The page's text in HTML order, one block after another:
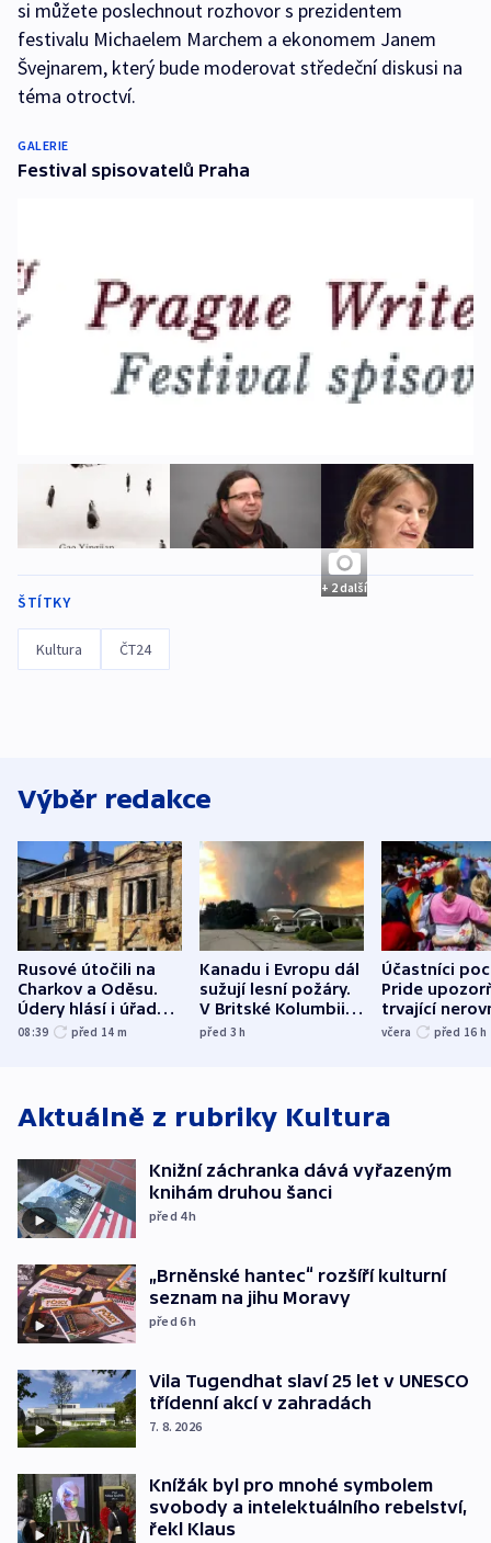
si můžete poslechnout rozhovor s prezidentem
festivalu Michaelem Marchem a ekonomem Janem
Švejnarem, který bude moderovat středeční diskusi na
téma otroctví.
GALERIE
Festival spisovatelů Praha
+ 2 další
ŠTÍTKY
Kultura ČT24
Výběr redakce
Rusové útočili na
Charkov a Oděsu.
Údery hlásí i úřady v
Bělgorodu
08:39 před 14 m
Kanadu i Evropu dál
sužují lesní požáry.
V Britské Kolumbii
evakuovali tisíce lidí
před 3h
Účastníci
Pride
trvající
včera před 16 h
Aktuálně z rubriky Kultura
Knižní záchranka dává vyřazeným
knihám druhou šanci
před 4h
„Brněnské hantec“ rozšíří kulturní
seznam na jihu Moravy
před 6h
Vila Tugendhat slaví 25 let v UNESCO
třídenní akcí v zahradách
7. 8. 2026
Knížák byl pro mnohé symbolem
svobody a intelektuálního rebelství,
řekl Klaus